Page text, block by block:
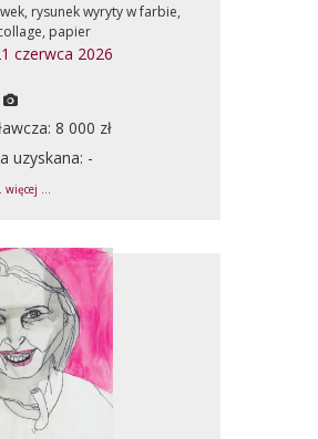
rysunek wyryty w farbie,
papier
czerwca 2026
8 000 zł
uzyskana: -
więcej ...